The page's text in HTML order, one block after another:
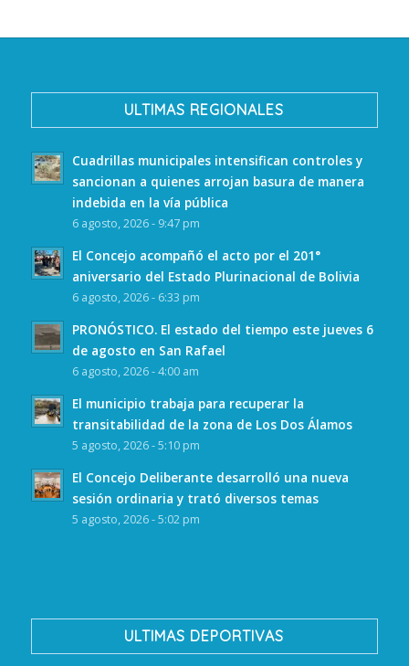
ULTIMAS REGIONALES
Cuadrillas municipales intensifican controles y
sancionan a quienes arrojan basura de manera
indebida en la vía pública
6 agosto, 2026 - 9:47 pm
El Concejo acompañó el acto por el 201°
aniversario del Estado Plurinacional de Bolivia
6 agosto, 2026 - 6:33 pm
PRONÓSTICO. El estado del tiempo este jueves 6
de agosto en San Rafael
6 agosto, 2026 - 4:00 am
El municipio trabaja para recuperar la
transitabilidad de la zona de Los Dos Álamos
5 agosto, 2026 - 5:10 pm
El Concejo Deliberante desarrolló una nueva
sesión ordinaria y trató diversos temas
5 agosto, 2026 - 5:02 pm
ULTIMAS DEPORTIVAS